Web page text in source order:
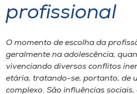
Portal de Ensino
A
Unoesc
Internacionalização
profissional
O momento de escolha da
geralmente na adolescência,
vivenciando diversos conflitos
etária, tratando-se, portanto, de
complexo. São influências